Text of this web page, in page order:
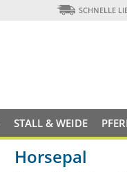
SCHNELLE
STALL & WEIDE
Horsepal